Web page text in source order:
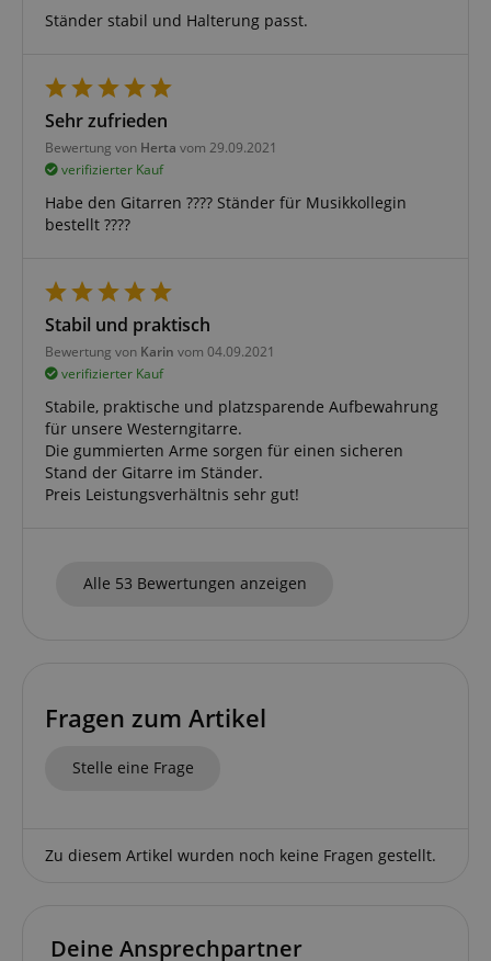
Ständer stabil und Halterung passt.
Sehr zufrieden
Bewertung von Herta vom 29.09.2021
verifizierter Kauf
Habe den Gitarren ???? Ständer für Musikkollegin
bestellt ????
Stabil und praktisch
Bewertung von Karin vom 04.09.2021
verifizierter Kauf
Stabile, praktische und platzsparende Aufbewahrung
für unsere Westerngitarre.
Die gummierten Arme sorgen für einen sicheren
Stand der Gitarre im Ständer.
Preis Leistungsverhältnis sehr gut!
Alle 53 Bewertungen anzeigen
Fragen zum Artikel
Stelle eine Frage
Zu diesem Artikel wurden noch keine Fragen gestellt.
Deine Ansprechpartner
Funktional
Notwendig
Funktional
Einkaufs-Funktionen bereitzustellen, das Einkaufen
bei uns sicher zu machen und um Betrug zu
verhindern. Immer eingeschaltet.
Cookie
amazon-pay-connectedAuth
apay-session-set
CookieScriptConsent
session-id-apay
Datenschutzerklärung